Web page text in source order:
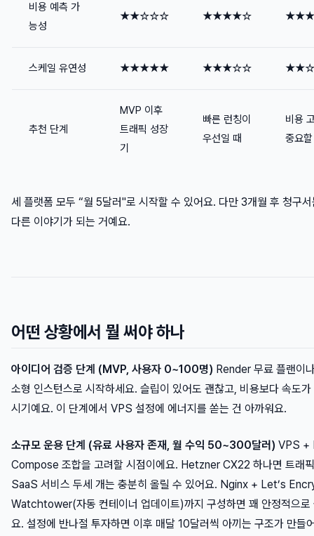
비용 예측 가
능성
★★☆☆☆ ★★★★☆
스케일 유연성 ★★★★★ ★★★☆☆
추천 단계
MVP 이후
트래픽 성장
기
빠른 런칭이
우선일 때
비용
중요
세 플랫폼 모두 “월 5달러"로 시작할 수 있어요. 다만 3개월 후 청구
다른 이야기가 되는 거예요.
어떤 상황에서 뭘 써야 하나
아이디어 검증 단계 (MVP, 사용자 0~100명) Render 무료 플랜이
소형 인스턴스로 시작하세요. 슬립이 있어도 괜찮고, 비용보다 속도가
시기예요. 이 단계에서 VPS 설정에 에너지를 쏟는 건 아까워요.
소규모 운용 단계 (유료 사용자 존재, 월 수익 50~300달러) VPS +
Compose 조합을 고려할 시점이에요. Hetzner CX22 하나면 트래
SaaS 서비스 두세 개는 충분히 올릴 수 있어요. Nginx + Let’s
Watchtower(자동 컨테이너 업데이트)까지 구성하면 꽤 안정적으로
요. 설정에 반나절 투자하면 이후 매달 10달러씩 아끼는 구조가 만들